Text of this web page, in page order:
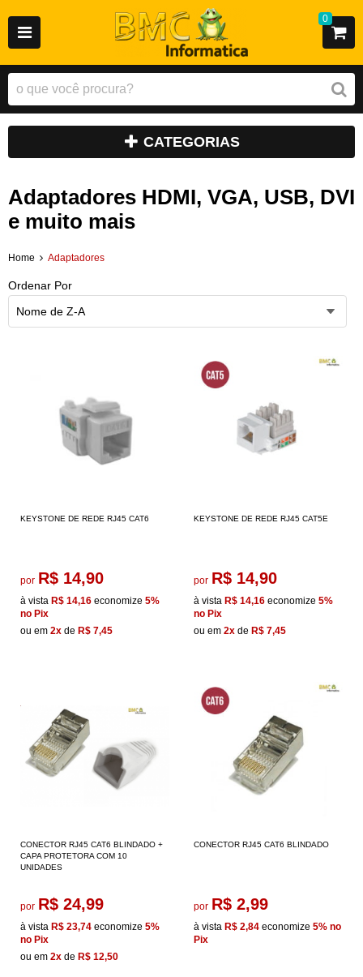
0
CATEGORIAS
Adaptadores HDMI, VGA, USB, DVI
e muito mais
Home Adaptadores
Ordenar Por
Nome de Z-A
KEYSTONE DE REDE RJ45 CAT6
por R$ 14,90
à vista R$ 14,16 economize 5%
no Pix
ou em 2x de R$ 7,45
KEYSTONE DE REDE RJ45 CAT5E
por R$ 14,90
à vista R$ 14,16 economize 5%
no Pix
ou em 2x de R$ 7,45
CONECTOR RJ45 CAT6 BLINDADO +
CAPA PROTETORA COM 10
UNIDADES
por R$ 24,99
à vista R$ 23,74 economize 5%
no Pix
ou em 2x de R$ 12,50
CONECTOR RJ45 CAT6 BLINDADO
por R$ 2,99
à vista R$ 2,84 economize 5% no
Pix